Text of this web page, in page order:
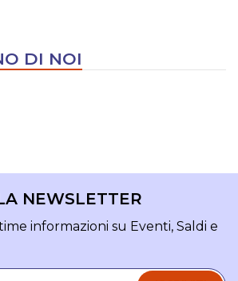
DI NOI
NEWSLETTER
informazioni su Eventi, Saldi e